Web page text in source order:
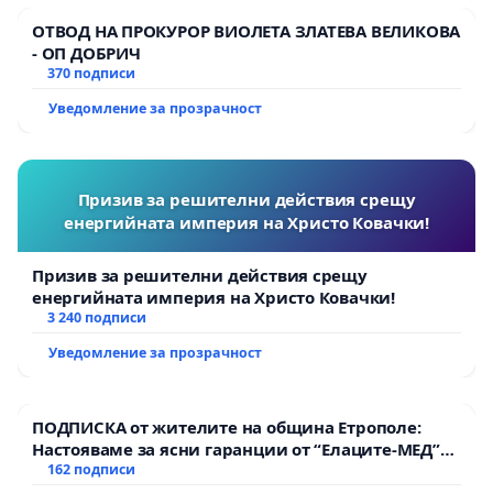
за съжаление, не успя. Време е да си ходи.
Калоян Янков
ОТВОД НА ПРОКУРОР ВИОЛЕТА ЗЛАТЕВА ВЕЛИКОВА
- ОП ДОБРИЧ
370 подписи
Уведомление за прозрачност
Призив за решителни действия срещу
енергийната империя на Христо Ковачки!
Призив за решителни действия срещу
енергийната империя на Христо Ковачки!
3 240 подписи
Уведомление за прозрачност
ПОДПИСКА от жителите на община Етрополе:
Настояваме за ясни гаранции от “Елаците-МЕД”
АД и от държавата, че ще се изпълнят всички
162 подписи